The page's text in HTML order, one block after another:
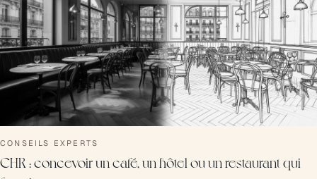
CONSEILS EXPERTS
CHR : concevoir un café, un hôtel ou un restaurant qui